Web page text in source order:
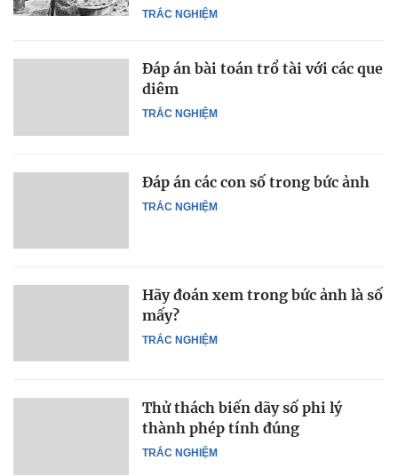
TRẮC NGHIỆM
TRẮC NGHIỆM
Đáp án bài toán trổ tài với các que
diêm
TRẮC NGHIỆM
Đáp án các con số trong bức ảnh
TRẮC NGHIỆM
Hãy đoán xem trong bức ảnh là số
mấy?
TRẮC NGHIỆM
Thử thách biến dãy số phi lý
thành phép tính đúng